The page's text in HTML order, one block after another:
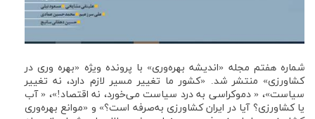
شماره هفتم مجله «اندیشه بهره‌وری» با پرونده ویژه «بهره وری در
کشاورزی» منتشر شد. «کشور ما تغییر مسیر لازم دارد، نه تغییر
سیاست»، « دموکراسی به درد سیاست می‌خورد، نه اقتصاد!»، « آب
یا کشاورزی؟ آیا در ایران کشاورزی به‌صرفه است؟» و «موانع بهره‌وری